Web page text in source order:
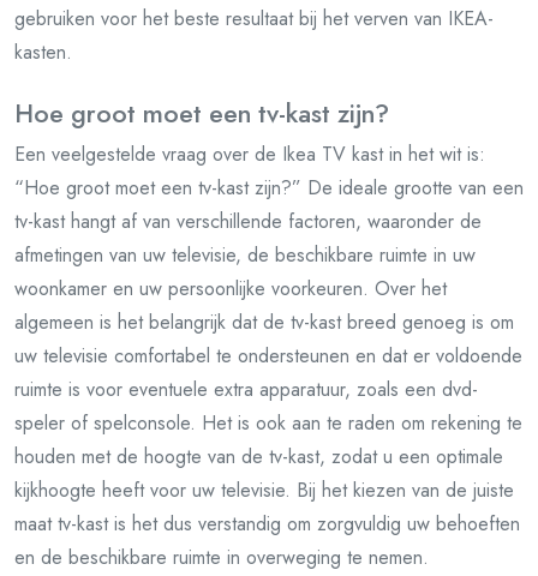
gebruiken voor het beste resultaat bij het verven van IKEA-
kasten.
Hoe groot moet een tv-kast zijn?
Een veelgestelde vraag over de Ikea TV kast in het wit is:
“Hoe groot moet een tv-kast zijn?” De ideale grootte van een
tv-kast hangt af van verschillende factoren, waaronder de
afmetingen van uw televisie, de beschikbare ruimte in uw
woonkamer en uw persoonlijke voorkeuren. Over het
algemeen is het belangrijk dat de tv-kast breed genoeg is om
uw televisie comfortabel te ondersteunen en dat er voldoende
ruimte is voor eventuele extra apparatuur, zoals een dvd-
speler of spelconsole. Het is ook aan te raden om rekening te
houden met de hoogte van de tv-kast, zodat u een optimale
kijkhoogte heeft voor uw televisie. Bij het kiezen van de juiste
maat tv-kast is het dus verstandig om zorgvuldig uw behoeften
en de beschikbare ruimte in overweging te nemen.